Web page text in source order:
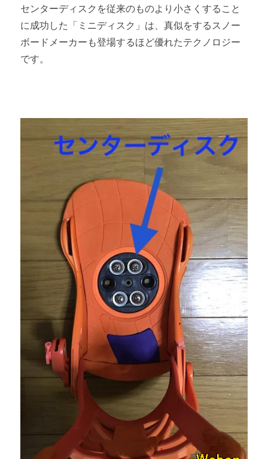
センターディスクを従来のものより小さくすること
に成功した「ミニディスク」は、真似をするスノー
ボードメーカーも登場するほど優れたテクノロジー
です。